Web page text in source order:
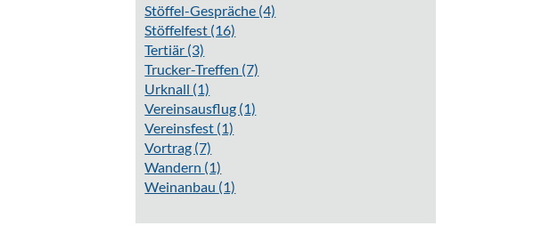
Stöffel-Gespräche (4)
Stöffelfest (16)
Tertiär (3)
Trucker-Treffen (7)
Urknall (1)
Vereinsausflug (1)
Vereinsfest (1)
Vortrag (7)
Wandern (1)
Weinanbau (1)